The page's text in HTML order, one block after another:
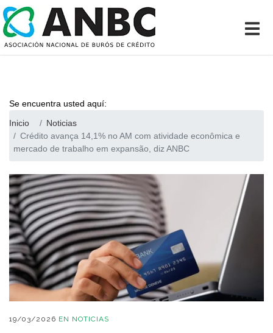
Se encuentra usted aquí:
Inicio
Noticias
Crédito avança 14,1% no AM com atividade econômica e
mercado de trabalho em expansão, diz ANBC
19/03/2026 EN NOTICIAS